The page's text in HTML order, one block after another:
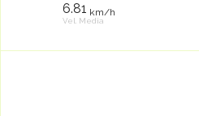
6.81 km/h
Vel. Media